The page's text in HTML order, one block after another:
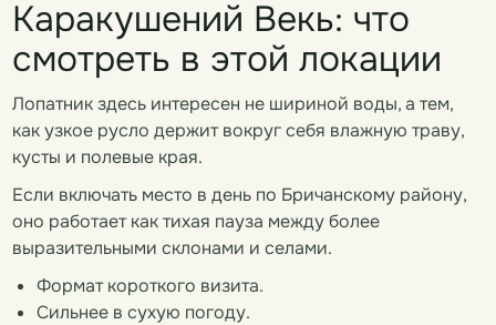
Каракушений Векь: что
смотреть в этой локации
Лопатник здесь интересен не шириной воды, а тем,
как узкое русло держит вокруг себя влажную траву,
кусты и полевые края.
Если включать место в день по Бричанскому району,
оно работает как тихая пауза между более
выразительными склонами и селами.
Формат короткого визита.
Сильнее в сухую погоду.